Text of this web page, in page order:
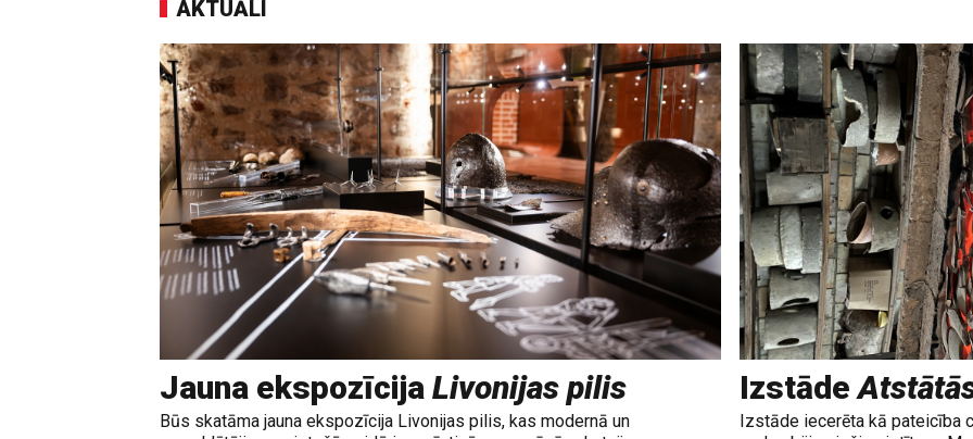
AKTUĀLI
Jauna ekspozīcija Livonijas pilis
Būs skatāma jauna ekspozīcija Livonijas pilis, kas modernā un
Izstāde
Izstāde iecerēta kā pateicība